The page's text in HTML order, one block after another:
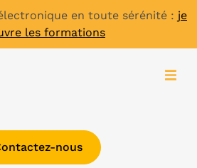
en toute sérénité : je
les formations
nous